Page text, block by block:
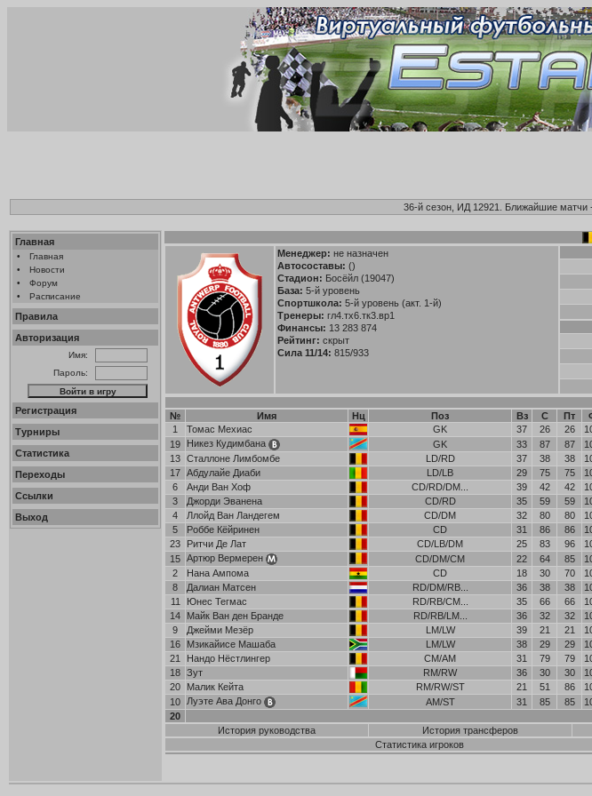
36-й сезон, ИД 12921. Ближайшие матчи
Главная
•
Главная
•
Новости
•
Форум
•
Расписание
Правила
Авторизация
Имя:
Пароль:
Регистрация
Турниры
Статистика
Переходы
Ссылки
Выход
Менеджер: не назначен
Автосоставы: ()
Стадион: Босёйл (19047)
База: 5-й уровень
Спортшкола: 5-й уровень (акт. 1-й)
Тренеры: гл4.тх6.тк3.вр1
Финансы: 13 283 874
Рейтинг: скрыт
Сила 11/14: 815/933
№
Имя Нц Поз Вз С Пт
1
Томас Мехиас GK 37 26 26
19
Никез Кудимбана GK 33 87 87
13 Сталлоне Лимбомбе LD/RD 37 38 38
17 Абдулайе Диаби LD/LB 29 75 75
6
Анди Ван Хоф CD/RD/DM... 39 42 42
3
Джорди Эванена CD/RD 35 59 59
4
Ллойд Ван Ландегем CD/DM 32 80 80
5
Роббе Кёйринен CD 31 86 86
23
Ритчи Де Лат CD/LB/DM 25 83 96
15 Артюр Вермерен CD/DM/CM 22 64 85
2
Нана Ампома CD 18 30 70
8
Далиан Матсен RD/DM/RB... 36 38 38
11
Юнес Тегмас RD/RB/CM... 35 66 66
14
Майк Ван ден Бранде RD/RB/LM... 36 32 32
9
Джейми Мезёр LM/LW 39 21 21
16
Мзикайисе Машаба LM/LW 38 29 29
21
Нандо Нёстлингер CM/AM 31 79 79
18 Зут RM/RW 36 30 30
20
Малик Кейта RM/RW/ST 21 51 86
10
Луэте Ава Донго AM/ST 31 85 85
20
История руководства
История трансферов
Статистика игроков